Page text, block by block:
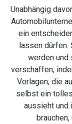
Unabhängig
ein
lassen dürfen.
werden und
verschaffen,
Vorlagen, die
selbst ein
aussieht und